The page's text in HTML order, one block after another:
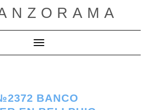
Cambiar modo de navegación
BANCO